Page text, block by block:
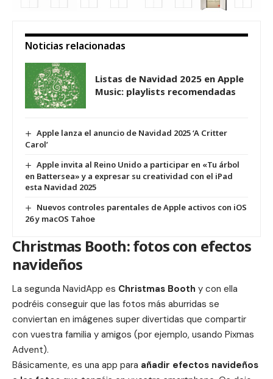
Noticias relacionadas
Listas de Navidad 2025 en Apple
Music: playlists recomendadas
Apple lanza el anuncio de Navidad 2025 ‘A Critter
Carol’
Apple invita al Reino Unido a participar en «Tu árbol
en Battersea» y a expresar su creatividad con el iPad
esta Navidad 2025
Nuevos controles parentales de Apple activos con iOS
26 y macOS Tahoe
Christmas Booth: fotos con efectos
navideños
La segunda NavidApp es Christmas Booth y con ella
podréis conseguir que las fotos más aburridas se
conviertan en imágenes super divertidas que compartir
con vuestra familia y amigos (por ejemplo, usando Pixmas
Advent).
Básicamente, es una app para añadir efectos navideños